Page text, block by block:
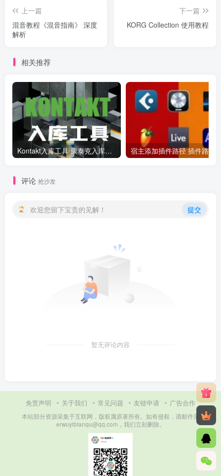
上一篇
混音教程《混音指南》 深度
解析
下一篇
KORG Collection 使用教程
相关推荐
Kontakt入库工具 康泰克入库教程
评论 抢沙发
欢迎您留下宝贵的见解！ 提交
暂无评论内容
免责声明 关于我们 常见问题 友链申请 广告合作
本站部分资源采集于互联网，版权属原著所有。如有侵权，请邮件至
erwuyibianqu@qq.com，我们立刻删除。